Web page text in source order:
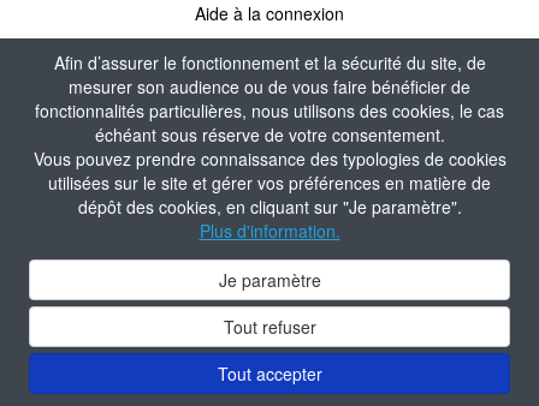
Afin d’assurer le fonctionnement et la sécurité du site, de
mesurer son audience ou de vous faire bénéficier de
fonctionnalités particulières, nous utilisons des cookies, le cas
échéant sous réserve de votre consentement.
Vous pouvez prendre connaissance des typologies de cookies
utilisées sur le site et gérer vos préférences en matière de
dépôt des cookies, en cliquant sur "Je paramètre".
Plus d'information.
Je paramètre
Tout refuser
Tout accepter
Aide à la connexion